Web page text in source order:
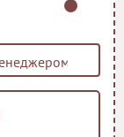
Красный